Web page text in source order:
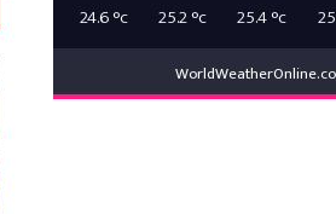
24.6°c 25.2°c 25.4°c